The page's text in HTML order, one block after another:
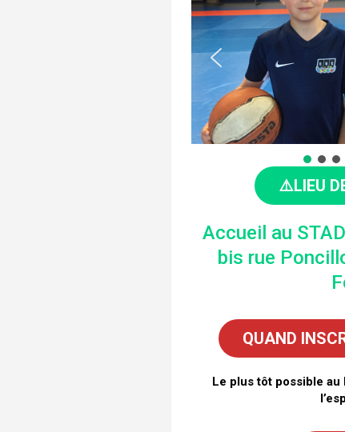
⚠️LIEU
Accueil au
bis rue
QUAND
Le plus tôt possible